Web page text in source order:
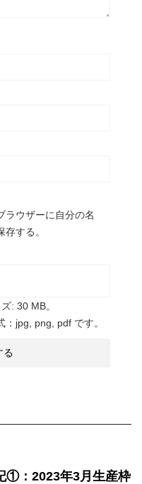
ラウザーに自分の名
する。
: 30 MB。
jpg, png, pdf です。
①：2023年3月生産枠